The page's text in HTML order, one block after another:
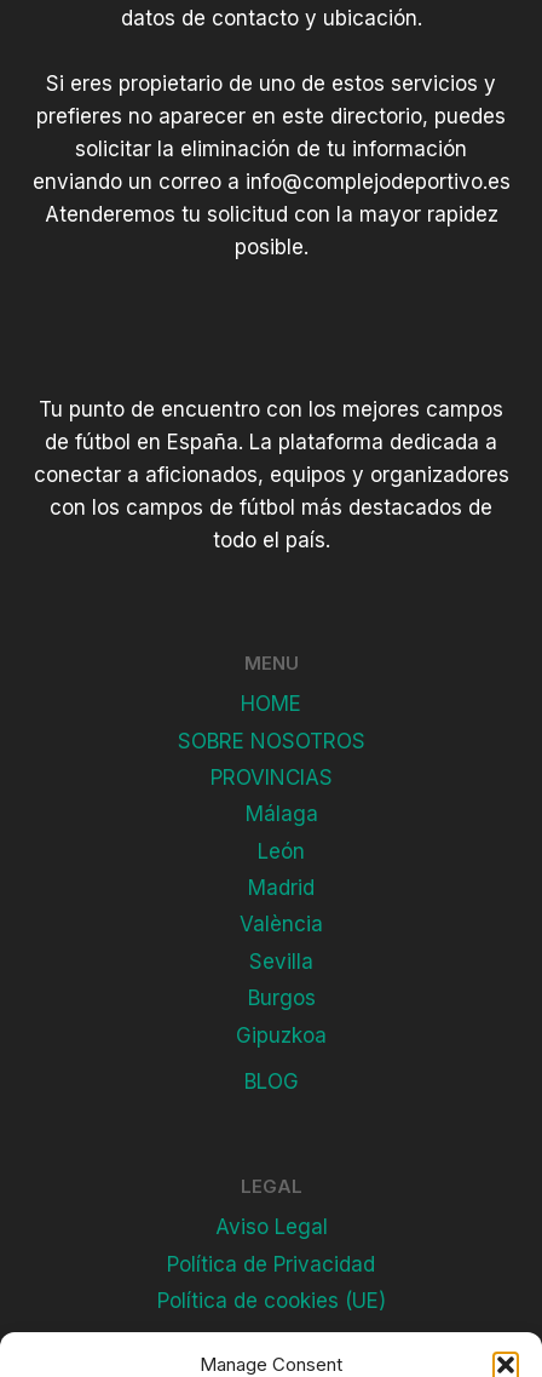
Manage Consent
datos de contacto y ubicación.
Si eres propietario de uno de estos servicios y
prefieres no aparecer en este directorio, puedes
solicitar la eliminación de tu información
enviando un correo a info@complejodeportivo.es
Atenderemos tu solicitud con la mayor rapidez
posible.
Tu punto de encuentro con los mejores campos
de fútbol en España. La plataforma dedicada a
conectar a aficionados, equipos y organizadores
con los campos de fútbol más destacados de
todo el país.
MENU
HOME
SOBRE NOSOTROS
PROVINCIAS
Málaga
León
Madrid
València
Sevilla
Burgos
Gipuzkoa
BLOG
LEGAL
Aviso Legal
Política de Privacidad
Política de cookies (UE)